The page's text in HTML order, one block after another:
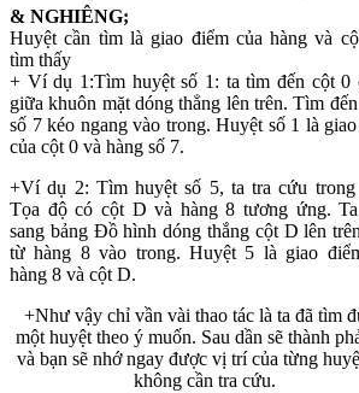
& NGHIÊNG;
Huyệt cần tìm là giao điểm của hàng và
tìm thấy
+ Ví dụ 1:Tìm huyệt số 1: ta tìm đến cột 0
giữa khuôn mặt dóng thẳng lên trên. Tìm
số 7 kéo ngang vào trong. Huyệt số 1 là
của cột 0 và hàng số 7.
+Ví dụ 2: Tìm huyệt số 5, ta tra cứu trong
Tọa độ có cột D và hàng 8 tương ứng.
sang bảng Đồ hình dóng thắng cột D lên
từ hàng 8 vào trong. Huyệt 5 là giao
hàng 8 và cột D.
+Như vậy chỉ vần vài thao tác là ta đã tìm
một huyệt theo ý muốn. Sau dần sẽ thành
và bạn sẽ nhớ ngay được vị trí của từng
không cần tra cứu.